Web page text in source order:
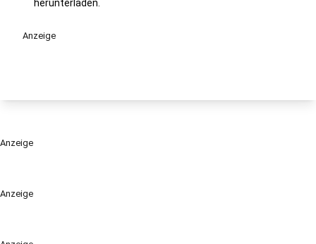
Anzeige
herunterladen.
Anzeige
Anzeige